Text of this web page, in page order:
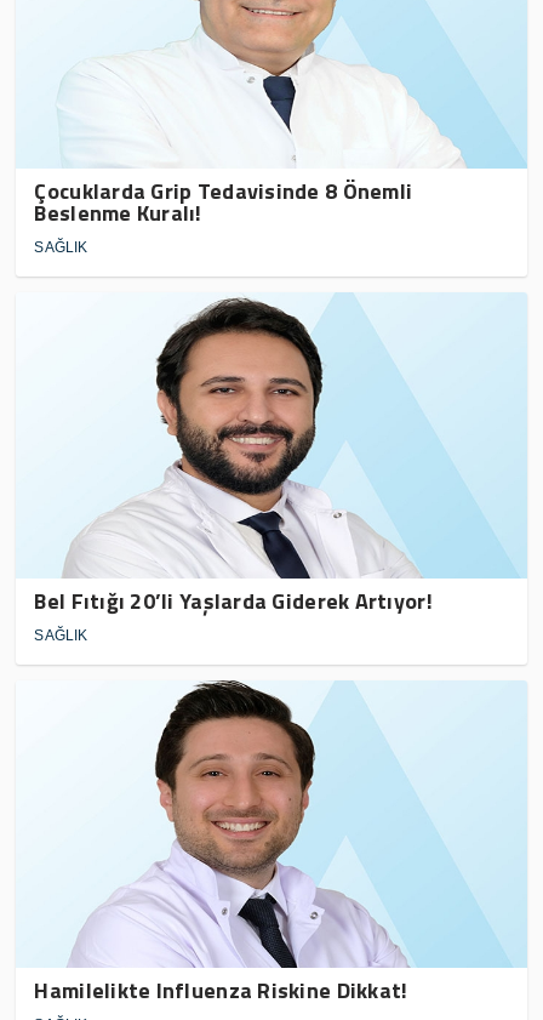
Çocuklarda Grip Tedavisinde 8 Önemli
Beslenme Kuralı!
SAĞLIK
Bel Fıtığı 20’li Yaşlarda Giderek Artıyor!
SAĞLIK
Hamilelikte Influenza Riskine Dikkat!